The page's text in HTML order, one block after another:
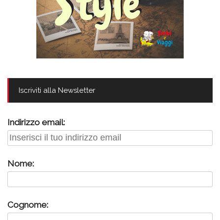
Iscriviti alla Newsletter
Indirizzo email:
Nome:
Cognome: